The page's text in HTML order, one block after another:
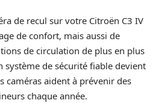
de recul sur votre Citroën C3 IV
de confort, mais aussi de
de circulation de plus en plus
système de sécurité fiable devient
caméras aident à prévenir des
chaque année.